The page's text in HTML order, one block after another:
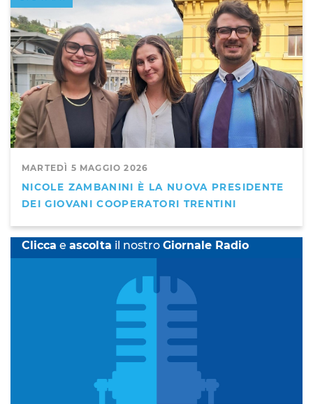
MARTEDÌ 5 MAGGIO 2026
NICOLE ZAMBANINI È LA NUOVA PRESIDENTE
DEI GIOVANI COOPERATORI TRENTINI
Clicca e ascolta il nostro Giornale Radio